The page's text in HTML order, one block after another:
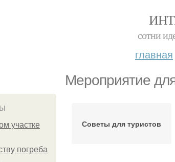
сотни
главная
Мероприятие
участке
погреба
Советы для туристов